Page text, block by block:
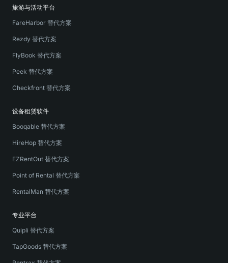
旅游与活动平台
FareHarbor 替代方案
Rezdy 替代方案
FlyBook 替代方案
Peek 替代方案
Checkfront 替代方案
设备租赁软件
Booqable 替代方案
HireHop 替代方案
EZRentOut 替代方案
Point of Rental 替代方案
RentalMan 替代方案
专业平台
Quipli 替代方案
TapGoods 替代方案